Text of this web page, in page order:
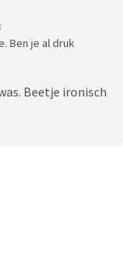
Ben je al druk
Beetje ironisch